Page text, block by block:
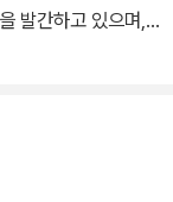
발간하고 있으며,